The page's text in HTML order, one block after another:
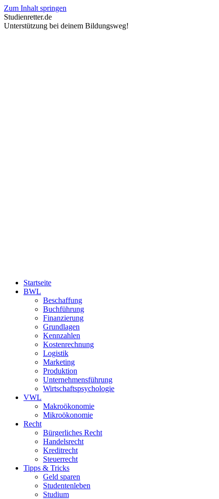
Zum Inhalt springen
Studienretter.de
Unterstützung bei deinem Bildungsweg!
Startseite
BWL
Beschaffung
Buchführung
Finanzierung
Grundlagen
Kennzahlen
Kostenrechnung
Logistik
Marketing
Produktion
Unternehmensführung
Wirtschaftspsychologie
VWL
Makroökonomie
Mikroökonomie
Recht
Bürgerliches Recht
Handelsrecht
Kreditrecht
Steuerrecht
Tipps & Tricks
Geld sparen
Studentenleben
Studium